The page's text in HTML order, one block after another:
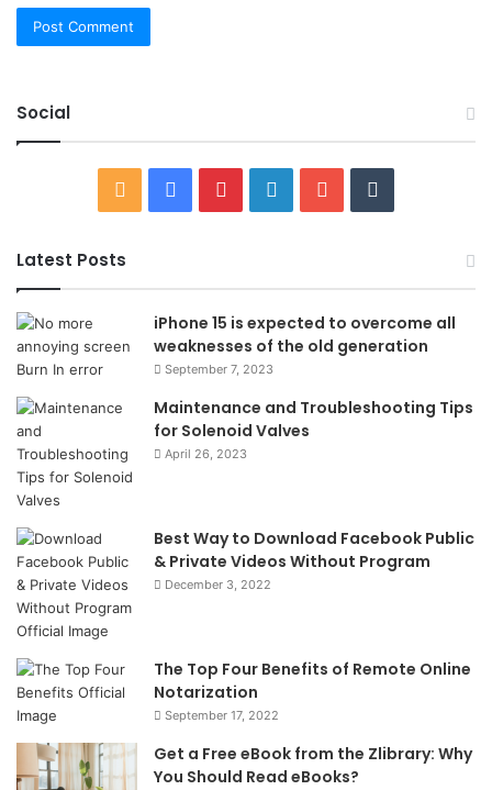
Social
FacebookPinterestLinkedInYouTube
Latest Posts
iPhone 15 is expected to overcome all
weaknesses of the old generation
September 7, 2023
Maintenance and Troubleshooting Tips
for Solenoid Valves
April 26, 2023
Best Way to Download Facebook Public
& Private Videos Without Program
December 3, 2022
The Top Four Benefits of Remote Online
Notarization
September 17, 2022
Get a Free eBook from the Zlibrary: Why
You Should Read eBooks?